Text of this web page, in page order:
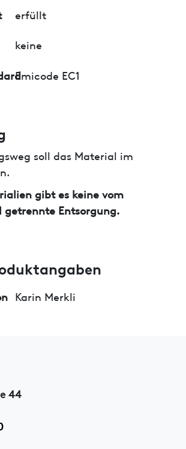
erfüllt
keine
Emicode EC1
soll das Material im
gibt es keine vom
Entsorgung.
Karin Merkli
44